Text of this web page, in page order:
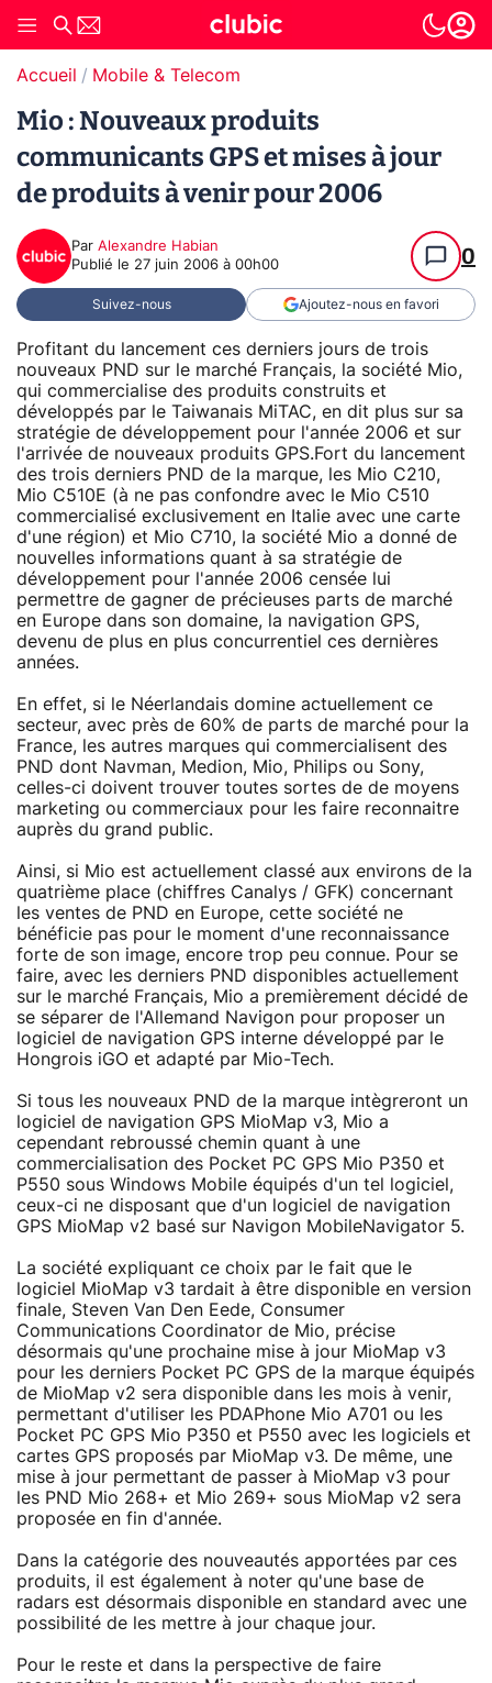
Accueil Mobile & Telecom
Mio : Nouveaux produits
communicants GPS et mises à jour
de produits à venir pour 2006
Par Alexandre Habian
Publié le 27 juin 2006 à 00h00 0
Suivez-nous Ajoutez-nous en favori
Profitant du lancement ces derniers jours de trois
nouveaux PND sur le marché Français, la société Mio,
qui commercialise des produits construits et
développés par le Taiwanais MiTAC, en dit plus sur sa
stratégie de développement pour l'année 2006 et sur
l'arrivée de nouveaux produits GPS.Fort du lancement
des trois derniers PND de la marque, les Mio C210,
Mio C510E (à ne pas confondre avec le Mio C510
commercialisé exclusivement en Italie avec une carte
d'une région) et Mio C710, la société Mio a donné de
nouvelles informations quant à sa stratégie de
développement pour l'année 2006 censée lui
permettre de gagner de précieuses parts de marché
en Europe dans son domaine, la navigation GPS,
devenu de plus en plus concurrentiel ces dernières
années.
En effet, si le Néerlandais domine actuellement ce
secteur, avec près de 60% de parts de marché pour la
France, les autres marques qui commercialisent des
PND dont Navman, Medion, Mio, Philips ou Sony,
celles-ci doivent trouver toutes sortes de de moyens
marketing ou commerciaux pour les faire reconnaitre
auprès du grand public.
Ainsi, si Mio est actuellement classé aux environs de la
quatrième place (chiffres Canalys / GFK) concernant
les ventes de PND en Europe, cette société ne
bénéficie pas pour le moment d'une reconnaissance
forte de son image, encore trop peu connue. Pour se
faire, avec les derniers PND disponibles actuellement
sur le marché Français, Mio a premièrement décidé de
se séparer de l'Allemand Navigon pour proposer un
logiciel de navigation GPS interne développé par le
Hongrois iGO et adapté par Mio-Tech.
Si tous les nouveaux PND de la marque intègreront un
logiciel de navigation GPS MioMap v3, Mio a
cependant rebroussé chemin quant à une
commercialisation des Pocket PC GPS Mio P350 et
P550 sous Windows Mobile équipés d'un tel logiciel,
ceux-ci ne disposant que d'un logiciel de navigation
GPS MioMap v2 basé sur Navigon MobileNavigator 5.
La société expliquant ce choix par le fait que le
logiciel MioMap v3 tardait à être disponible en version
finale, Steven Van Den Eede, Consumer
Communications Coordinator de Mio, précise
désormais qu'une prochaine mise à jour MioMap v3
pour les derniers Pocket PC GPS de la marque équipés
de MioMap v2 sera disponible dans les mois à venir,
permettant d'utiliser les PDAPhone Mio A701 ou les
Pocket PC GPS Mio P350 et P550 avec les logiciels et
cartes GPS proposés par MioMap v3. De même, une
mise à jour permettant de passer à MioMap v3 pour
les PND Mio 268+ et Mio 269+ sous MioMap v2 sera
proposée en fin d'année.
Dans la catégorie des nouveautés apportées par ces
produits, il est également à noter qu'une base de
radars est désormais disponible en standard avec une
possibilité de les mettre à jour chaque jour.
Pour le reste et dans la perspective de faire